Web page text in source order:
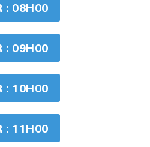
: 08H00
: 09H00
: 10H00
: 11H00